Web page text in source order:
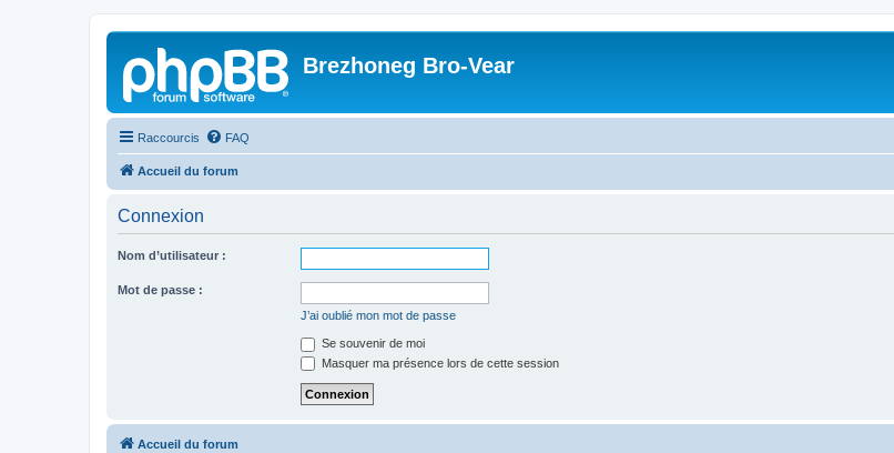
Brezhoneg Bro-Vear
Raccourcis FAQ
Accueil du forum
Connexion
Nom d’utilisateur :
Mot de passe :
J’ai oublié mon mot de passe
Se souvenir de moi
Masquer ma présence lors de cette session
Accueil du forum